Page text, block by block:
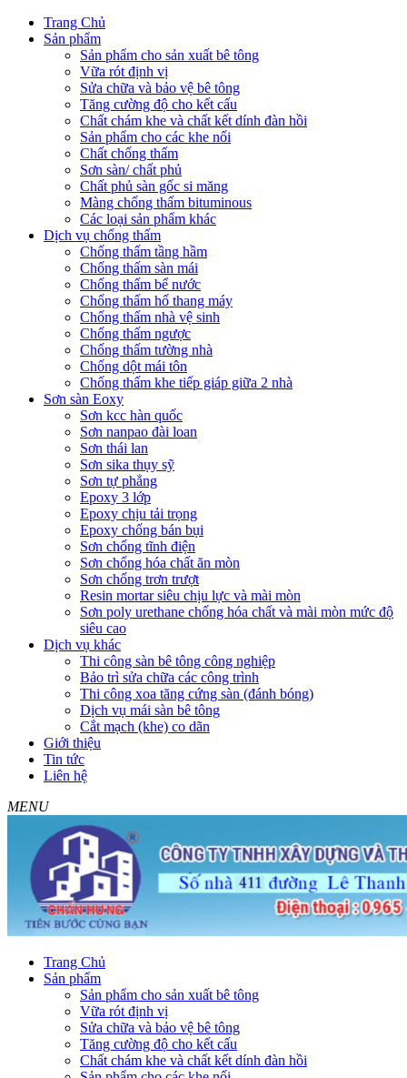
Trang Chủ
Sản phẩm
Sản phẩm cho sản xuất bê tông
Vữa rót định vị
Sửa chữa và bảo vệ bê tông
Tăng cường độ cho kết cấu
Chất chám khe và chất kết dính đàn hồi
Sản phẩm cho các khe nối
Chất chống thấm
Sơn sàn/ chất phủ
Chất phủ sàn gốc si măng
Màng chống thấm bituminous
Các loại sản phẩm khác
Dịch vụ chống thấm
Chống thấm tầng hầm
Chống thấm sàn mái
Chống thấm bể nước
Chống thấm hố thang máy
Chống thấm nhà vệ sinh
Chống thấm ngược
Chống thấm tường nhà
Chống dột mái tôn
Chống thấm khe tiếp giáp giữa 2 nhà
Sơn sàn Eoxy
Sơn kcc hàn quốc
Sơn nanpao đài loan
Sơn thái lan
Sơn sika thụy sỹ
Sơn tự phẳng
Epoxy 3 lớp
Epoxy chịu tải trọng
Epoxy chống bán bụi
Sơn chống tĩnh điện
Sơn chống hóa chất ăn mòn
Sơn chống trơn trượt
Resin mortar siêu chịu lực và mài mòn
Sơn poly urethane chống hóa chất và mài mòn mức độ
siêu cao
Dịch vụ khác
Thi công sàn bê tông công nghiệp
Bảo trì sửa chữa các công trình
Thi công xoa tăng cứng sàn (đánh bóng)
Dịch vụ mái sàn bê tông
Cắt mạch (khe) co dãn
Giới thiệu
Tin tức
Liên hệ
MENU
Trang Chủ
Sản phẩm
Sản phẩm cho sản xuất bê tông
Vữa rót định vị
Sửa chữa và bảo vệ bê tông
Tăng cường độ cho kết cấu
Chất chám khe và chất kết dính đàn hồi